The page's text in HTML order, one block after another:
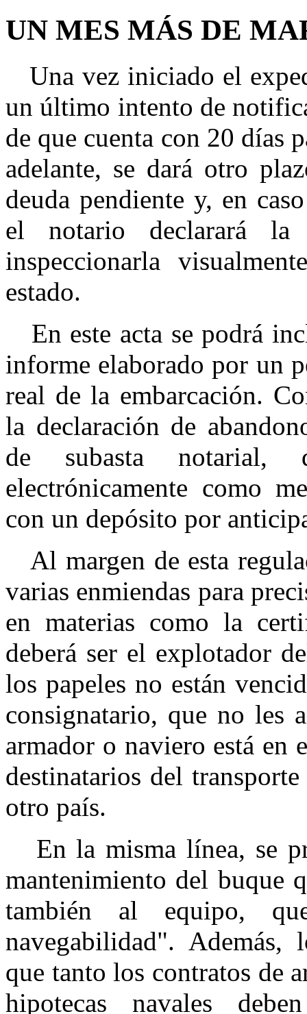
UN MES MÁS DE
Una vez iniciado el
un último intento de
de que cuenta con 20 días
adelante, se dará otro
deuda pendiente y, en
el notario declarará la
inspeccionarla
estado.
En este acta se podrá
informe elaborado por un
real de la embarcación.
la declaración de
de subasta notarial,
electrónicamente como
con un depósito por
Al margen de esta
varias enmiendas para
en materias como la
deberá ser el explotador
los papeles no están
consignatario, que no les
armador o naviero está en
destinatarios del
otro país.
En la misma línea, se
mantenimiento del buque
también al equipo,
navegabilidad". Además,
que tanto los contratos de
hipotecas navales